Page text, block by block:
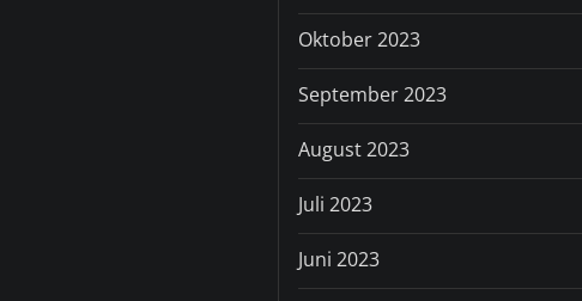
Oktober 2023
September 2023
August 2023
Juli 2023
Juni 2023